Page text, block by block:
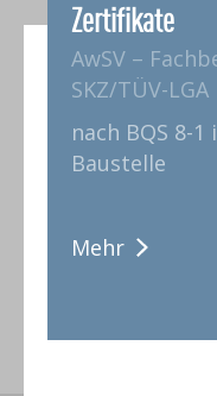
Zertifikate
AwSV –
SKZ/TÜV-LGA
nach BQS 8-
Baustelle
Mehr